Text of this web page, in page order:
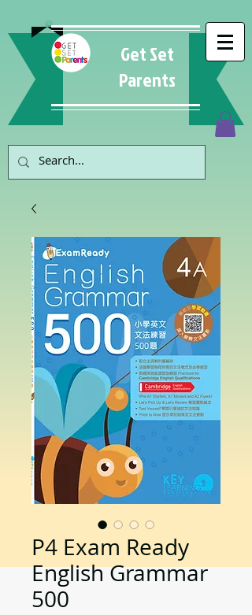
Get Set
Parents
P4 Exam Ready
English Grammar
500